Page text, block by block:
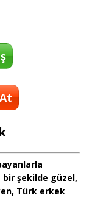
şekilde güzel,
Türk erkek